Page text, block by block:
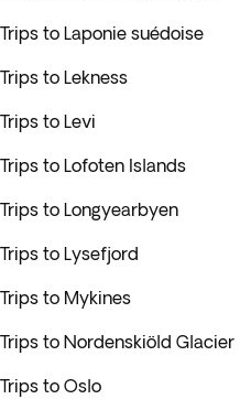
Trips to Laponie suédoise
Trips to Lekness
Trips to Levi
Trips to Lofoten Islands
Trips to Longyearbyen
Trips to Lysefjord
Trips to Mykines
Trips to Nordenskiöld Glacier
Trips to Oslo